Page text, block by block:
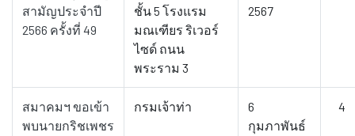
สามัญประจำปี
2566 ครั้งที่ 49
ชั้น 5 โรงแรม
มณเฑียร ริเวอร์
ไซด์ ถนน
พระราม 3
2567
สมาคมฯ ขอเข้า
พบนายกริชเพชร
กรมเจ้าท่า
6
กุมภาพันธ์
4